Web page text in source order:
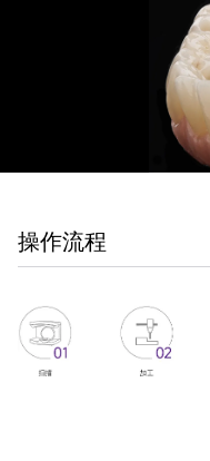
操作流程